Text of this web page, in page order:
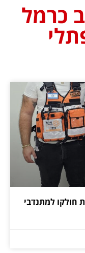
כרמל
חולקו למתנדבי